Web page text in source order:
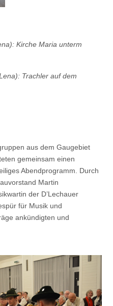
Kirche Maria unterm
Trachler auf dem
aus demGaugebiet
gemeinsam einen
Abendprogramm. Durch
Martin
der D’Lechauer
für Musik und
ankündigten und